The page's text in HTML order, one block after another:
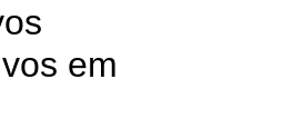
em